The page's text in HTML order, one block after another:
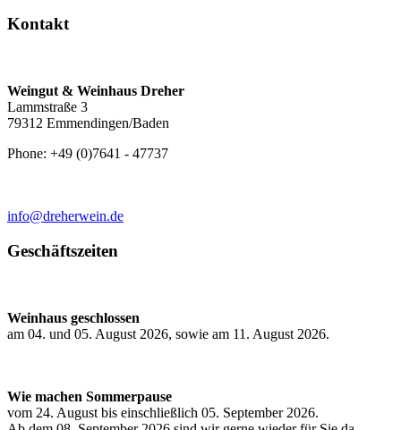
Kontakt
Weingut & Weinhaus Dreher
Lammstraße 3
79312 Emmendingen/Baden
Phone: +49 (0)7641 - 47737
info@dreherwein.de
Geschäftszeiten
Weinhaus geschlossen
am 04. und 05. August 2026, sowie am 11. August 2026.
Wie machen Sommerpause
vom 24. August bis einschließlich 05. September 2026.